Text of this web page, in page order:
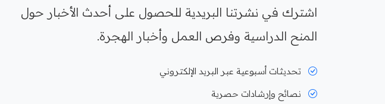
اشترك في نشرتنا البريدية للحصول على أحدث الأخبار حول
المنح الدراسية وفرص العمل وأخبار الهجرة.
تحديثات أسبوعية عبر البريد الإلكتروني
نصائح وإرشادات حصرية